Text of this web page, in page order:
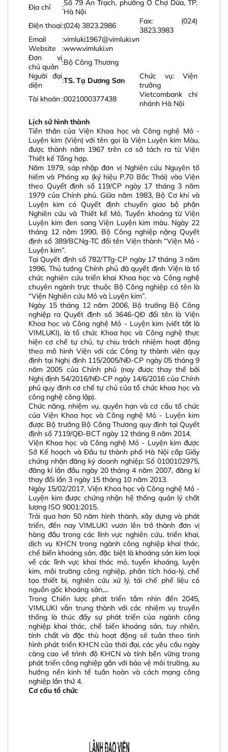
Địa chỉ
:Số 79 An Trạch, phường Ô Chợ Dừa, TP.
Hà Nội
Điện thoại:(024) 3823.2986
Fax: (024)
3823.3983
Email
:vimluki1967@vimluki.vn
Website
:www.vimluki.vn
Đơn vị
chủ quản :Bộ Công Thương
Người đại
diện
:TS. Tạ Dương Sơn
Chức vụ: Viện
trưởng
Tài khoản :0021000377438
Vietcombank chi
nhánh Hà Nội
Lịch sử hình thành
Tiền thân của Viện Khoa học và Công nghệ Mỏ -
Luyện kim (Viện) với tên gọi là Viện Luyện kim Màu,
được thành năm 1967 trên cơ sở tách ra từ Viện
Thiết kế Tổng hợp.
Năm 1979, sáp nhập đơn vị Nghiên cứu Nguyên tố
hiếm và Phóng xạ (ký hiệu P.70 Bắc Thái) vào Viện
theo Quyết định số 119/CP ngày 17 tháng 3 năm
1979 của Chính phủ. Giữa năm 1983, Bộ Cơ khí và
Luyện kim có Quyết định chuyển giao bộ phận
Nghiên cứu và Thiết kế Mỏ, Tuyển khoáng từ Viện
Luyện kim đen sang Viện Luyện kim màu. Ngày 22
tháng 12 năm 1990, Bộ Công nghiệp nặng Quyết
định số 389/BCNg-TC đổi tên Viện thành “Viện Mỏ -
Luyện kim”.
Tại Quyết định số 782/TTg-CP ngày 17 tháng 3 năm
1996, Thủ tướng Chính phủ đã quyết định Viện là tổ
chức nghiên cứu triển khai Khoa học và Công nghệ
chuyên ngành trực thuộc Bộ Công nghiệp có tên là
“Viện Nghiên cứu Mỏ và Luyện kim”.
Ngày 15 tháng 12 năm 2006, Bộ trưởng Bộ Công
nghiệp ra Quyết định số 3646-QĐ đổi tên là Viện
Khoa học và Công nghệ Mỏ - Luyện kim (viết tắt là
VIMLUKI), là tổ chức Khoa học và Công nghệ thực
hiện cơ chế tự chủ, tự chịu trách nhiệm hoạt động
theo mô hình Viện với các Công ty thành viên quy
định tại Nghị định 115/2005/NĐ-CP ngày 05 tháng 9
năm 2005 của Chính phủ (nay được thay thế bởi
Nghị định 54/2016/NĐ-CP ngày 14/6/2016 của Chính
phủ quy định cơ chế tự chủ của tổ chức khoa học và
công nghệ công lập).
Chức năng, nhiệm vụ, quyền hạn và cơ cấu tổ chức
của Viện Khoa học và Công nghệ Mỏ - Luyện kim
được Bộ trưởng Bộ Công Thương quy định tại Quyết
định số 7119/QĐ-BCT ngày 12 tháng 8 năm 2014.
Viện Khoa học và Công nghệ Mỏ - Luyện kim được
Sở Kế hoạch và Đầu tư thành phố Hà Nội cấp Giấy
chứng nhận đăng ký doanh nghiệp: Số 0100102975,
đăng kí lần đầu ngày 20 tháng 4 năm 2007, đăng kí
thay đổi lần 3 ngày 15 tháng 10 năm 2013.
Ngày 15/02/2017, Viện Khoa học và Công nghệ Mỏ -
Luyện kim được chứng nhận hệ thống quản lý chất
lượng ISO 9001:2015.
Trải qua hơn 50 năm hình thành, xây dựng và phát
triển, đến nay VIMLUKI vươn lên trở thành đơn vị
hàng đầu trong các lĩnh vực nghiên cứu, triển khai,
dịch vụ KHCN trong ngành công nghiệp khai thác,
chế biến khoáng sản, đặc biệt là khoáng sản kim loại
về các lĩnh vực khai thác mỏ, tuyển khoáng, luyện
kim, môi trường công nghiệp, phân tích hóa-lý, chế
tạo thiết bị, nghiên cứu xử lý, tái chế phế liệu có
nguồn gốc khoáng sản,...
Trong Chiến lược phát triển tầm nhìn đến 2045,
VIMLUKI vẫn trung thành với các nhiệm vụ truyền
thống là thúc đẩy sự phát triển của ngành công
nghiệp khai thác, chế biến khoáng sản, tuy nhiên,
tính chất và đặc thù hoạt động sẽ tuân theo tình
hình phát triển KHCN của thời đại, các yêu cầu ngày
càng cao về trình độ KHCN và tính bền vững trong
phát triển công nghiệp gắn với bảo vệ môi trường, xu
hướng nền kinh tế tuần hoàn và cách mạng công
nghiệp lần thứ 4.
Cơ cấu tổ chức